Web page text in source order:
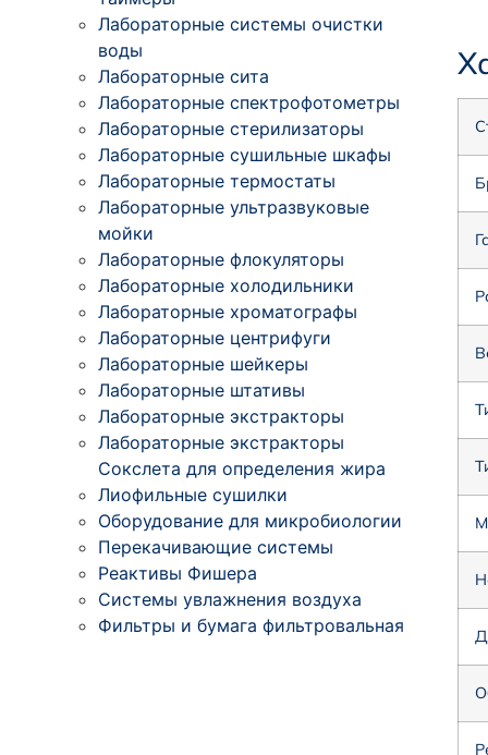
Лабораторные системы очистки
воды
Лабораторные сита
Лабораторные спектрофотометры
Лабораторные стерилизаторы
Лабораторные сушильные шкафы
Лабораторные термостаты
Лабораторные ультразвуковые
мойки
Лабораторные флокуляторы
Лабораторные холодильники
Лабораторные хроматографы
Лабораторные центрифуги
Лабораторные шейкеры
Лабораторные штативы
Лабораторные экстракторы
Лабораторные экстракторы
Сокслета для определения жира
Лиофильные сушилки
Оборудование для микробиологии
Перекачивающие системы
Реактивы Фишера
Системы увлажнения воздуха
Фильтры и бумага фильтровальная